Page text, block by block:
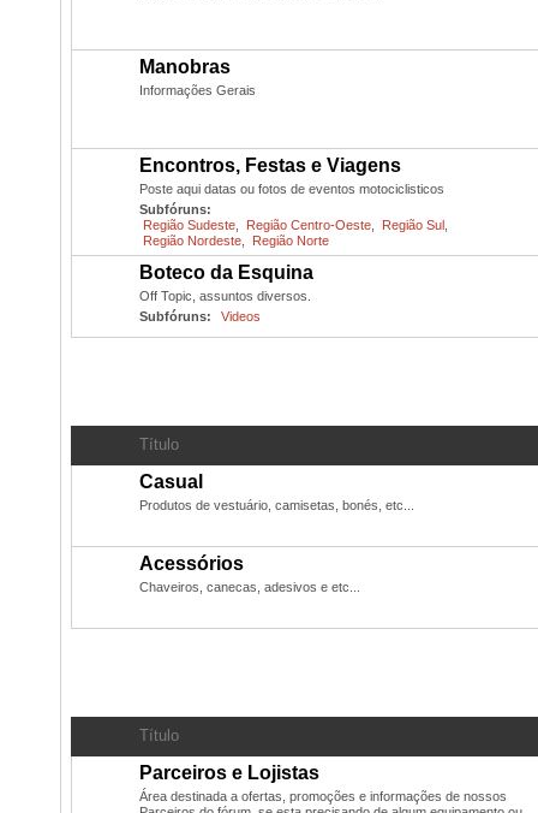
Manobras
Informações Gerais
Encontros, Festas e Viagens
Poste aqui datas ou fotos de eventos motociclisticos
Subfóruns:
Região Sudeste
Região Centro-Oeste Região Sul
Região Nordeste
Região Norte
Boteco da Esquina
Off Topic, assuntos diversos.
Subfóruns:
Videos
Título
Casual
Produtos de vestuário, camisetas, bonés, etc...
Acessórios
Chaveiros, canecas, adesivos e etc...
Título
Parceiros e Lojistas
Área destinada a ofertas, promoções e informações de nossos